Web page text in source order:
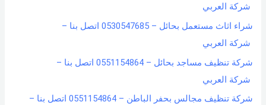
شركة العربي
شراء اثاث مستعمل بحائل – 0530547685 اتصل بنا –
شركة العربي
شركة تنظيف مساجد بحائل – 0551154864 اتصل بنا –
شركة العربي
شركة تنظيف مجالس بحفر الباطن – 0551154864 اتصل بنا –